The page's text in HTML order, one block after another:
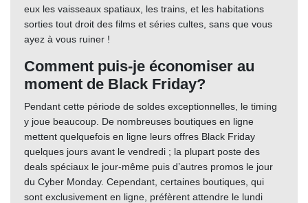
eux les vaisseaux spatiaux, les trains, et les habitations
sorties tout droit des films et séries cultes, sans que vous
ayez à vous ruiner !
Comment puis-je économiser au
moment de Black Friday?
Pendant cette période de soldes exceptionnelles, le timing
y joue beaucoup. De nombreuses boutiques en ligne
mettent quelquefois en ligne leurs offres Black Friday
quelques jours avant le vendredi ; la plupart poste des
deals spéciaux le jour-même puis d’autres promos le jour
du Cyber Monday. Cependant, certaines boutiques, qui
sont exclusivement en ligne, préfèrent attendre le lundi